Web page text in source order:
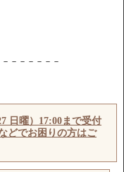
－－－－－－
日曜）17:00まで受付
どでお困りの方はご